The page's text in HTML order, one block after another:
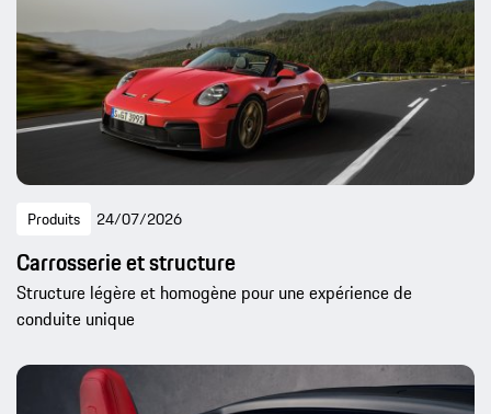
Produits 24/07/2026
Carrosserie et structure
Structure légère et homogène pour une expérience de
conduite unique